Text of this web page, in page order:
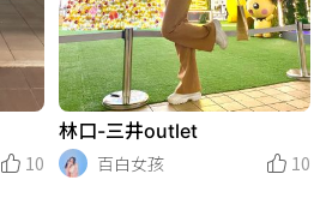
10
林口-三井outlet
百白女孩
10